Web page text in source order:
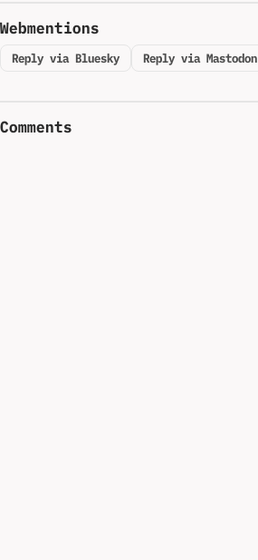
Webmentions
Reply via Bluesky Reply via Mastodon
Comments